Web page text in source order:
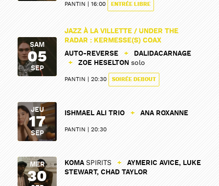
PANTIN 16:00 ENTRÉE LIBRE
SAM
05
SEP
JAZZ À LA VILLETTE / UNDER THE
RADAR : KERMESSE(S) COAX
AUTO-REVERSE
+
DALIDACARNAGE
+
ZOE HESELTON solo
PANTIN 20:30 SOIRÉE DEBOUT
JEU
17
SEP
ISHMAEL ALI TRIO + ANA ROXANNE
PANTIN 20:30
MER
30
KOMA SPIRITS +
AYMERIC AVICE, LUKE
STEWART, CHAD TAYLOR